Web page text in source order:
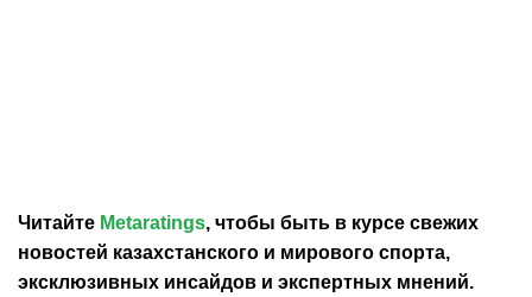
Читайте Metaratings, чтобы быть в курсе свежих
новостей казахстанского и мирового спорта,
эксклюзивных инсайдов и экспертных мнений.